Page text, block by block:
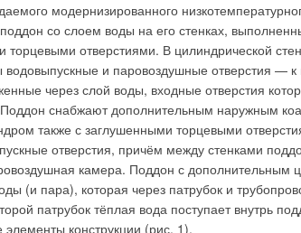
модернизированного
со слоем воды на его стенках,
торцевыми отверстиями. В цилиндрической
водовыпускные и паровоздушные отверстия —
через слой воды, входные отверстия
снабжают дополнительным наружным
также с заглушенными торцевыми
отверстия, причём между стенками
камера. Поддон с дополнительным
(и пара), которая через патрубок и
патрубок тёплая вода поступает внутрь
конструкции (рис. 1).